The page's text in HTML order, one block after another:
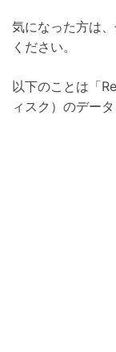
気になった方は
ください。
以下のことは「
ィスク）のデー